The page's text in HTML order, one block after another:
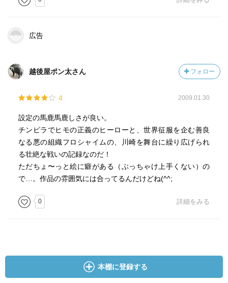
広告
越後屋ポン太さん フォロー
4 2009.01.30
設定の馬鹿馬鹿しさが良い。
チンピラでヒモの正義のヒーローと、世界征服を企む善良
なる悪の組織フロシャイムの、川崎を舞台に繰り広げられ
る壮絶な戦いの記録なのだ！
ただちょ〜っと絵に癖がある（ぶっちゃけ上手くない）の
で…。作品の雰囲気には合ってるんだけどね(^^;
0 詳細をみる
本棚に登録する